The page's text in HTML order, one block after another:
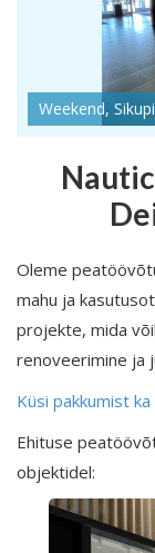
Weekend,
Oleme
mahu ja
projekte, mida
renoveerimine ja
Küsi pakkumist
Ehituse
objektidel: